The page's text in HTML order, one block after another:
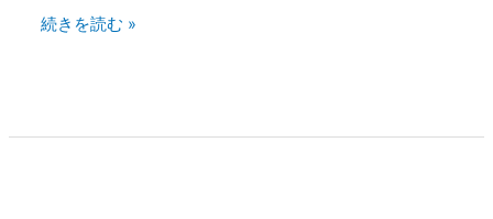
特
続きを読む »